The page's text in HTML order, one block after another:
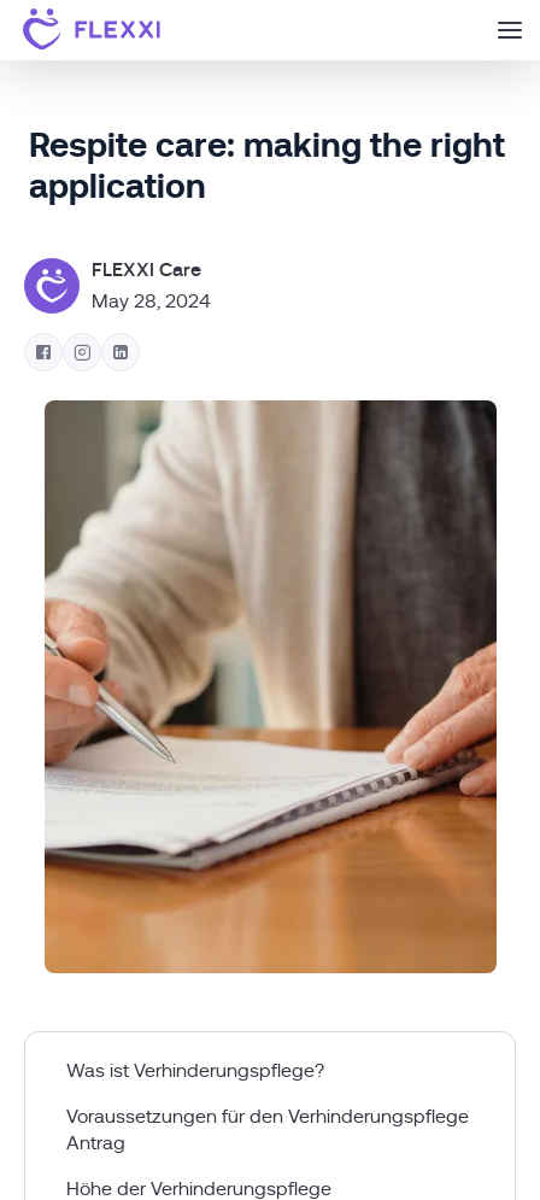
Respite care: making the right
application
FLEXXI Care
May 28, 2024
Was ist Verhinderungspflege?
Voraussetzungen für den Verhinderungspflege
Antrag
Höhe der Verhinderungspflege